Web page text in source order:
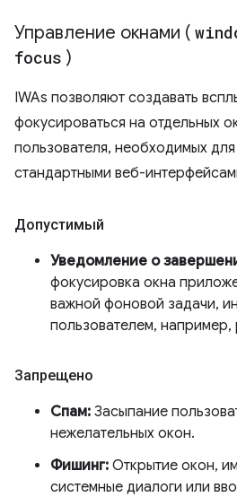
Управление окнами (
focus )
IWAs позволяют создавать
фокусироваться на отдельных
пользователя, необходимых
стандартными веб-
Допустимый
Уведомление о
фокусировка окна
важной фоновой задачи,
пользователем,
Запрещено
Спам: Засыпание
нежелательных окон.
Фишинг: Открытие окон,
системные диалоги или